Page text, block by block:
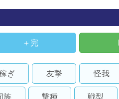
＋完
ぎ 友撃 怪我
族 撃種 戦型